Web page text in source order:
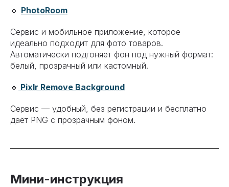
🔹 PhotoRoom
Сервис и мобильное приложение, которое
идеально подходит для фото товаров.
Автоматически подгоняет фон под нужный формат:
белый, прозрачный или кастомный.
🔹 Pixlr Remove Background
Сервис — удобный, без регистрации и бесплатно
даёт PNG с прозрачным фоном.
Мини-инструкция